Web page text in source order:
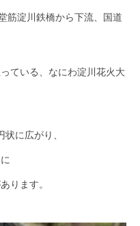
筋淀川鉄橋から下流、国道
ている、なにわ淀川花火大
に広がり、
ります。